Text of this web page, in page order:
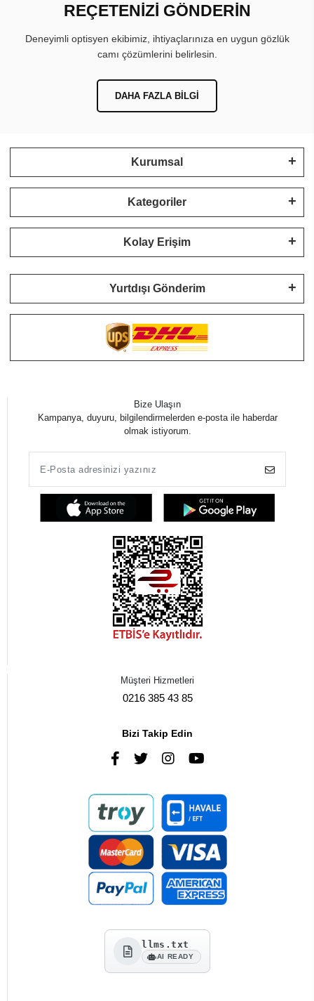
REÇETENİZİ GÖNDERİN
Deneyimli optisyen ekibimiz, ihtiyaçlarınıza en uygun gözlük
camı çözümlerini belirlesin.
DAHA FAZLA BILGI
Kurumsal
Kategoriler
Kolay Erişim
Yurtdışı Gönderim
Bize Ulaşın
Kampanya, duyuru, bilgilendirmelerden e-posta ile haberdar
olmak istiyorum.
Müşteri Hizmetleri
0216 385 43 85
Bizi Takip Edin
llms.txt
AI READY